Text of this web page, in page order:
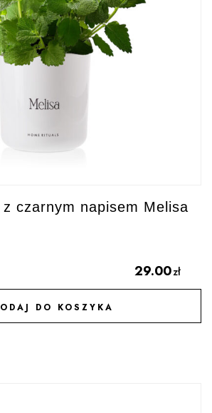
z czarnym napisem Melisa
29.00zł
DO KOSZYKA
DO ULUBIONYCH